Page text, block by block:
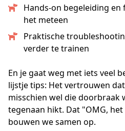
Hands-on begeleiding en
het meteen
Praktische
verder te trainen
En je gaat weg met iets veel
lijstje tips: Het vertrouwen
misschien wel die doorbraak
tegenaan hikt. Dat "OMG,
bouwen we samen op.